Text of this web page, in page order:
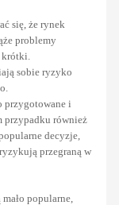
się, że rynek
problemy
sobie ryzyko
przygotowane i
przypadku również
decyzje,
przegraną w
popularne,